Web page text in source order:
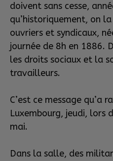
doivent sans cesse,
qu’historiquement, on
ouvriers et syndicaux,
journée de 8h en 1886.
les droits sociaux et la
travailleurs.
C’est ce message qu’a
Luxembourg, jeudi, lors
mai.
Dans la salle, des